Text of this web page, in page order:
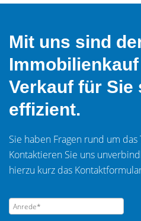
Mit uns sind
Verkauf für Sie
effizient.
Sie haben Fragen rund um
Kontaktieren Sie uns
hierzu kurz das